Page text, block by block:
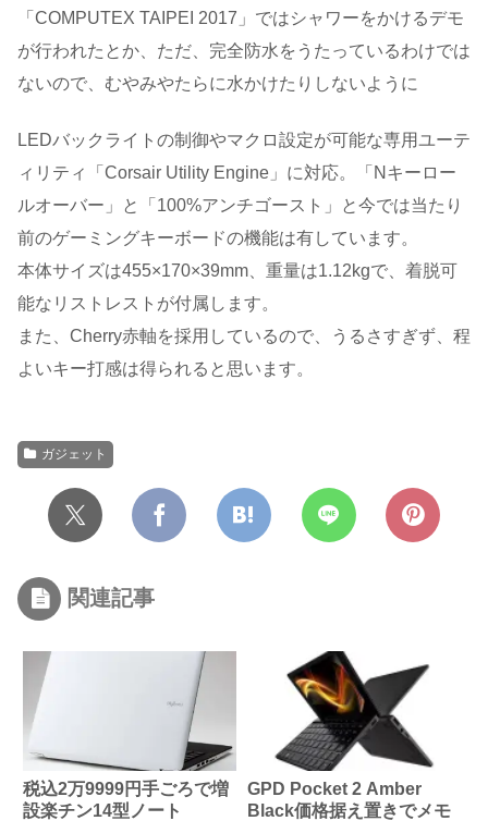
「COMPUTEX TAIPEI 2017」ではシャワーをかけるデモ
が行われたとか、ただ、完全防水をうたっているわけでは
ないので、むやみやたらに水かけたりしないように
LEDバックライトの制御やマクロ設定が可能な専用ユーテ
ィリティ「Corsair Utility Engine」に対応。「Nキーロー
ルオーバー」と「100%アンチゴースト」と今では当たり
前のゲーミングキーボードの機能は有しています。
本体サイズは455×170×39mm、重量は1.12kgで、着脱可
能なリストレストが付属します。
また、Cherry赤軸を採用しているので、うるさすぎず、程
よいキー打感は得られると思います。
ガジェット
関連記事
税込2万9999円手ごろで増
設楽チン14型ノート
GPD Pocket 2 Amber
Black価格据え置きでメモ